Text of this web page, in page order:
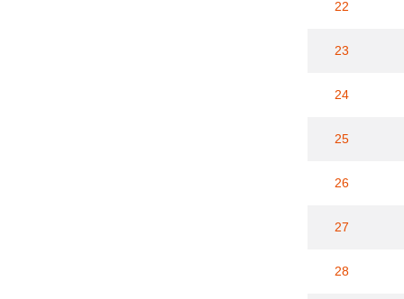
22
23
24
25
26
27
28